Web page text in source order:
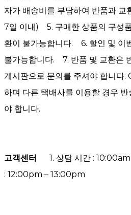
자가 배송비를 부담하여 반품과 교
7일 이내) 5. 구매한 상품의 구성
환이 불가능합니다. 6. 할인 및 이
불가능합니다. 7. 반품 및 교환은
게시판으로 문의를 주셔야 합니다.
하며 다른 택배사를 이용할 경우
야 합니다.
고객센터 1. 상담 시간 :
: 12:00pm – 13:00pm